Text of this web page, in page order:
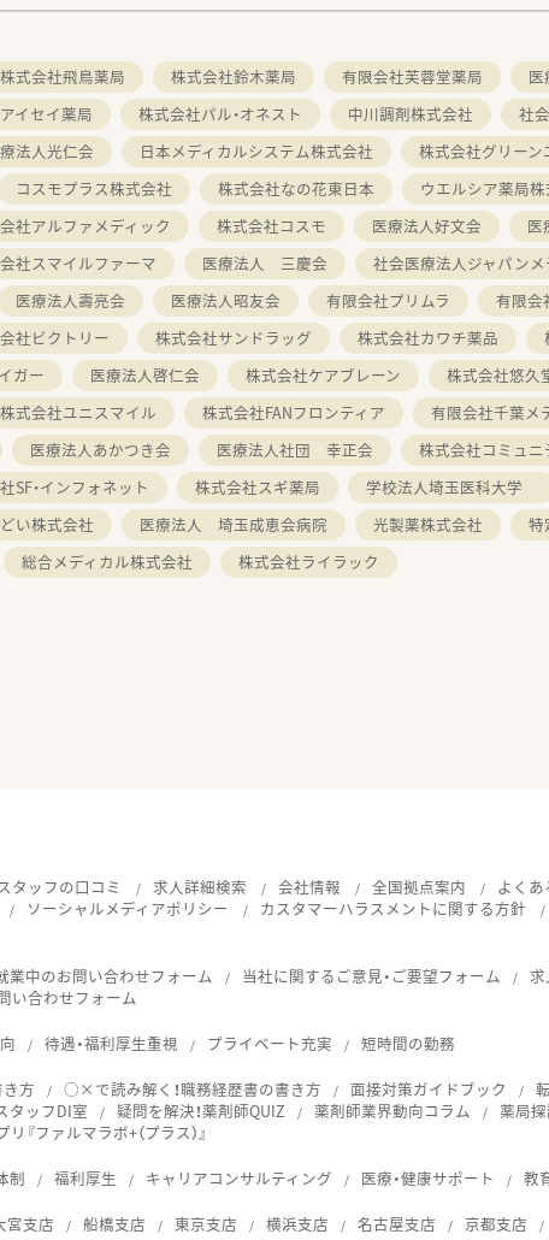
株式会社飛鳥薬局 株式会社鈴木薬局 有限会社芙蓉堂薬局 医
イセイ薬局 株式会社パル・オネスト 中川調剤株式会社 社
法人光仁会 日本メディカルシステム株式会社 株式会社グリーン
コスモプラス株式会社 株式会社なの花東日本 ウエルシア薬局
社アルファメディック 株式会社コスモ 医療法人好文会
社スマイルファーマ 医療法人 三慶会 社会医療法人ジャパン
医療法人壽亮会 医療法人昭友会 有限会社プリムラ 有限会
社ビクトリー 株式会社サンドラッグ 株式会社カワチ薬品
ガー 医療法人啓仁会 株式会社ケアブレーン 株式会社悠久
株式会社ユニスマイル 株式会社FANフロンティア 有限会社千葉メ
医療法人あかつき会 医療法人社団 幸正会 株式会社コミュニ
SF・インフォネット 株式会社スギ薬局 学校法人埼玉医科大学
い株式会社 医療法人 埼玉成恵会病院 光製薬株式会社 特
総合メディカル株式会社 株式会社ライラック
タッフの口コミ 求人詳細検索 会社情報 全国拠点案内 よくあ
ソーシャルメディアポリシー カスタマーハラスメントに関する方針
業中のお問い合わせフォーム 当社に関するご意見・ご要望フォーム
い合わせフォーム
待遇・福利厚生重視 プライベート充実 短時間の勤務
方 ○×で読み解く！職務経歴書の書き方 面接対策ガイドブック
タッフDI室 疑問を解決！薬剤師QUIZ 薬剤師業界動向コラム 薬局
『ファルマラボ+（プラス）』
制 福利厚生 キャリアコンサルティング 医療・健康サポート 教
宮支店 船橋支店 東京支店 横浜支店 名古屋支店 京都支店